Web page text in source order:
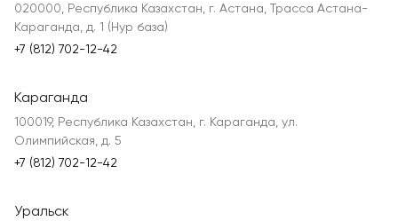
020000, Республика Казахстан, г. Астана, Трасса Астана-
Караганда, д. 1 (Нур база)
+7 (812) 702-12-42
Караганда
100019, Республика Казахстан, г. Караганда, ул.
Олимпийская, д. 5
+7 (812) 702-12-42
Уральск